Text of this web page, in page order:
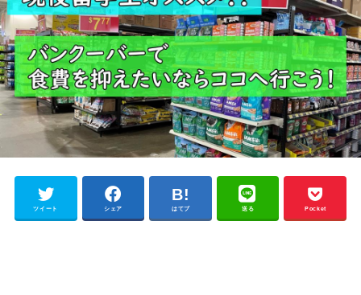
ツイート シェア はてブ 送る Pocket